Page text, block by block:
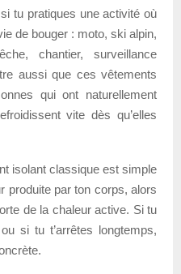
tu pratiques une activité où
de bouger : moto, ski alpin,
chantier, surveillance
aussi que ces vêtements
qui ont naturellement
vite dès qu’elles
isolant classique est simple
produite par ton corps, alors
de la chaleur active. Si tu
si tu t’arrêtes longtemps,